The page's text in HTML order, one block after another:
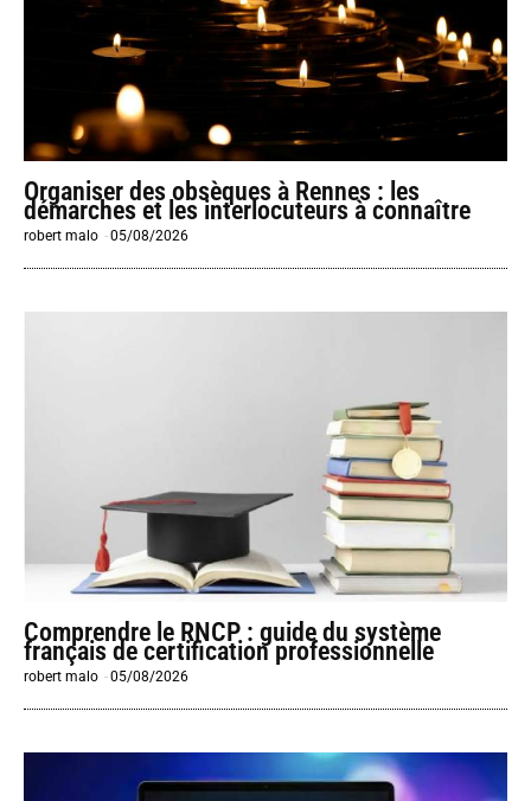
Organiser des obsèques à Rennes : les
démarches et les interlocuteurs à connaître
robert malo -05/08/2026
Comprendre le RNCP : guide du système
français de certification professionnelle
robert malo -05/08/2026